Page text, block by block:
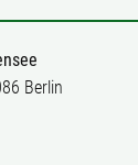
Berlin